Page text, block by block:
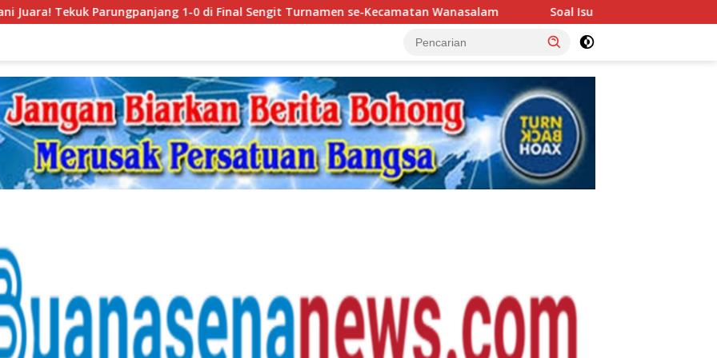
1-0 di Final Sengit Turnamen se-Kecamatan Wanasalam Soal Isu Potongan Anggaran P3-TGAI di Lebak-